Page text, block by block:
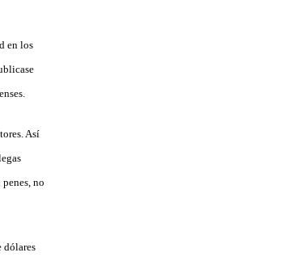
en los
Así
no
dólares